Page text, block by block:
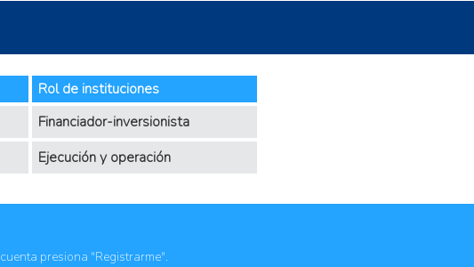
Rol de instituciones
Financiador-inversionista
Ejecución y operación
presiona "Registrarme".